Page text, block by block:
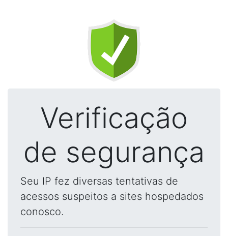
Verificação
de segurança
Seu IP fez diversas tentativas de
acessos suspeitos a sites hospedados
conosco.